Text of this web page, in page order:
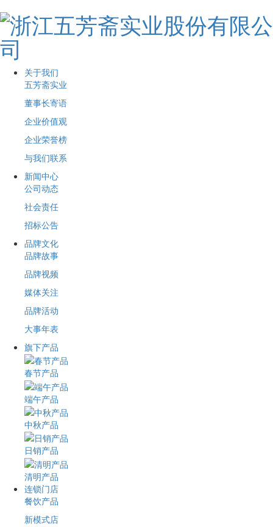
关于我们
五芳斋实业
董事长寄语
企业价值观
企业荣誉榜
与我们联系
新闻中心
公司动态
社会责任
招标公告
品牌文化
品牌故事
品牌视频
媒体关注
品牌活动
大事年表
旗下产品
春节产品
端午产品
中秋产品
日销产品
清明产品
连锁门店
餐饮产品
新模式店